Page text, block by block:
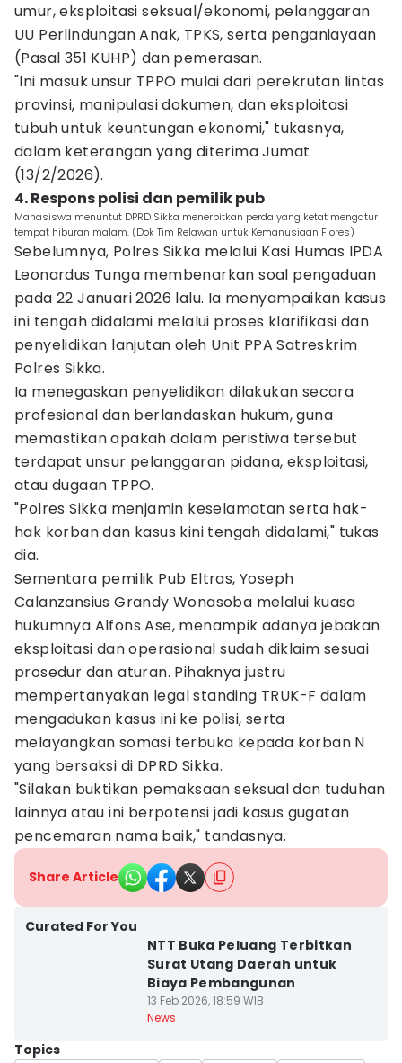
umur, eksploitasi seksual/ekonomi, pelanggaran
UU Perlindungan Anak, TPKS, serta penganiayaan
(Pasal 351 KUHP) dan pemerasan.
"Ini masuk unsur TPPO mulai dari perekrutan lintas
provinsi, manipulasi dokumen, dan eksploitasi
tubuh untuk keuntungan ekonomi," tukasnya,
dalam keterangan yang diterima Jumat
(13/2/2026).
4. Respons polisi dan pemilik pub
Mahasiswa menuntut DPRD Sikka menerbitkan perda yang ketat mengatur
tempat hiburan malam. (Dok Tim Relawan untuk Kemanusiaan Flores)
Sebelumnya, Polres Sikka melalui Kasi Humas IPDA
Leonardus Tunga membenarkan soal pengaduan
pada 22 Januari 2026 lalu. Ia menyampaikan kasus
ini tengah didalami melalui proses klarifikasi dan
penyelidikan lanjutan oleh Unit PPA Satreskrim
Polres Sikka.
Ia menegaskan penyelidikan dilakukan secara
profesional dan berlandaskan hukum, guna
memastikan apakah dalam peristiwa tersebut
terdapat unsur pelanggaran pidana, eksploitasi,
atau dugaan TPPO.
"Polres Sikka menjamin keselamatan serta hak-
hak korban dan kasus kini tengah didalami," tukas
dia.
Sementara pemilik Pub Eltras, Yoseph
Calanzansius Grandy Wonasoba melalui kuasa
hukumnya Alfons Ase, menampik adanya jebakan
eksploitasi dan operasional sudah diklaim sesuai
prosedur dan aturan. Pihaknya justru
mempertanyakan legal standing TRUK-F dalam
mengadukan kasus ini ke polisi, serta
melayangkan somasi terbuka kepada korban N
yang bersaksi di DPRD Sikka.
"Silakan buktikan pemaksaan seksual dan tuduhan
lainnya atau ini berpotensi jadi kasus gugatan
pencemaran nama baik," tandasnya.
Share Article
Curated For You
NTT Buka Peluang Terbitkan
Surat Utang Daerah untuk
Biaya Pembangunan
13 Feb 2026, 18:59 WIB
News
Topics